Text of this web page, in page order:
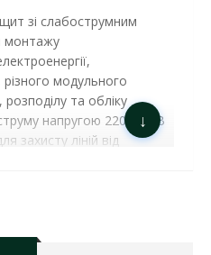
зі слабострумним
монтажу
модульного
та обліку
напругою 220/380 В
захисту ліній від
Щити поверхові, залежно
↓